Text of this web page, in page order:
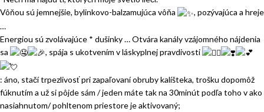
Vôňou sú jemnejšie, bylinkovo-balzamujúca vôňa
, pozývajúca a hreje
…
Energiou sú zvolávajúce * dušinky … Otvára kanály vzájomného nájdenia
sa
, spája s ukotvením v láskyplnej pravdivosti
: áno, stačí trpezlivosť pri zapaľovaní obruby kalíšteka, trošku dopomôž
fúknutím a už si pôjde sám / jeden máte tak na 30minút podľa toho v ako
nasiahnutom/ pohltenom priestore je aktivovaný;